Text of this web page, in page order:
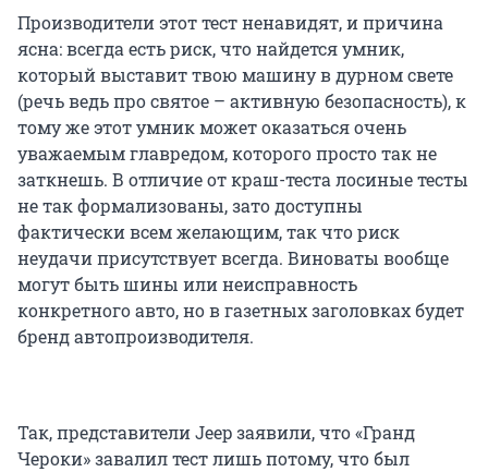
Производители этот тест ненавидят, и причина
ясна: всегда есть риск, что найдется умник,
который выставит твою машину в дурном свете
(речь ведь про святое – активную безопасность), к
тому же этот умник может оказаться очень
уважаемым главредом, которого просто так не
заткнешь. В отличие от краш-теста лосиные тесты
не так формализованы, зато доступны
фактически всем желающим, так что риск
неудачи присутствует всегда. Виноваты вообще
могут быть шины или неисправность
конкретного авто, но в газетных заголовках будет
бренд автопроизводителя.
Так, представители Jeep заявили, что «Гранд
Чероки» завалил тест лишь потому, что был